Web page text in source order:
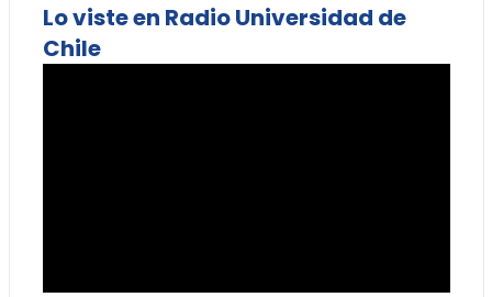
Lo viste en Radio Universidad de
Chile